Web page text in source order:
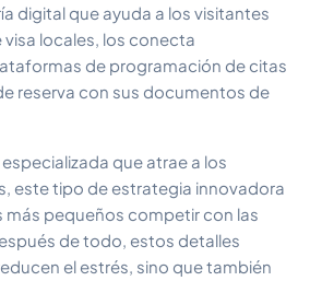
digital que ayuda a los visitantes
locales, los conecta
de programación de citas
reserva con sus documentos de
que atrae a los
este tipo de estrategia innovadora
más pequeños competir con las
de todo, estos detalles
el estrés, sino que también